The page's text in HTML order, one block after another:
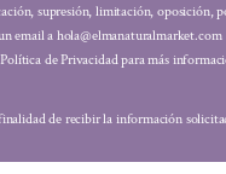
supresión, limitación, oposición,
email a hola@elmanaturalmarket.com
de Privacidad para más
de recibir la información